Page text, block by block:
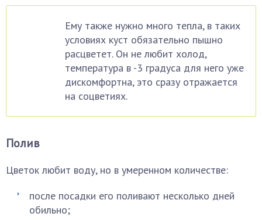
Ему также нужно много тепла, в таких
условиях куст обязательно пышно
расцветет. Он не любит холод,
температура в -3 градуса для него уже
дискомфортна, это сразу отражается
на соцветиях.
Полив
Цветок любит воду, но в умеренном количестве:
после посадки его поливают несколько дней
обильно;